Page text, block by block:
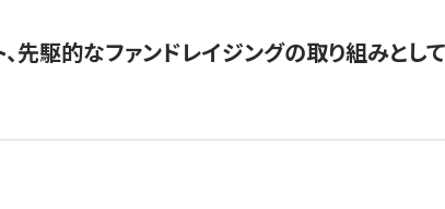
、先駆的なファンドレイジングの取り組みと